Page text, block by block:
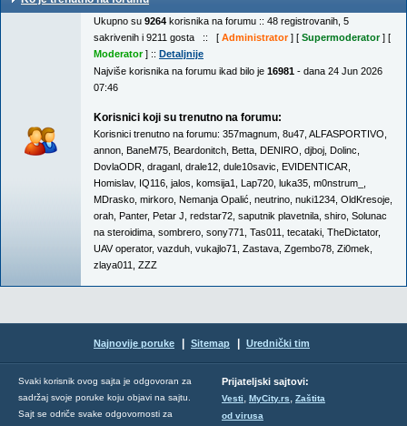
Ukupno su 9264 korisnika na forumu :: 48 registrovanih, 5
sakrivenih i 9211 gosta :: [ Administrator] [ Supermoderator] [
Moderator] :: Detaljnije
Najviše korisnika na forumu ikad bilo je 16981 - dana 24 Jun 2026
07:46
Korisnici koji su trenutno na forumu:
Korisnici trenutno na forumu: 357magnum 8u47 ALFASPORTIVO
annon BaneM75 Beardonitch Betta DENIRO djboj Dolinc
DovlaODR draganl drale12 dule10savic EVIDENTICAR
Homislav, IQ116 jalos komsija1 Lap720 luka35 m0nstrum_
MDrasko mirkoro Nemanja Opalić neutrino nuki1234 OldKresoje
orah Panter, Petar J redstar72 saputnik plavetnila shiro Solunac
na steroidima sombrero sony771 Tas011 tecataki TheDictator,
UAV operator, vazduh vukajlo71 Zastava Zgembo78 Zi0mek
zlaya011
ZZZ
Najnovije poruke Sitemap Urednički tim
Svaki korisnik ovog sajta je odgovoran za
sadržaj svoje poruke koju objavi na sajtu.
Sajt se odriče svake odgovornosti za
Prijateljski sajtovi:
Vesti, MyCity.rs, Zaštita
od virusa